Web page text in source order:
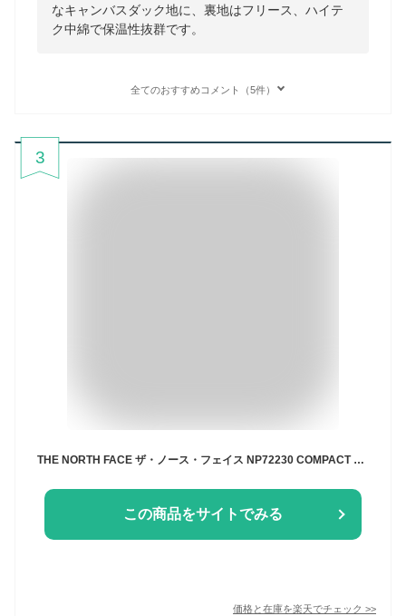
なキャンバスダック地に、裏地はフリース、ハイテ
ク中綿で保温性抜群です。
全てのおすすめコメント（5件）
3
THE NORTH FACE ザ・ノース・フェイス NP72230 COMPACT JACKET【10%OFFセール】コンパクトジャケット ウインドブレーカー マウンテンパーカー アウトドア キャンプ ストリート 登山 撥水 防風 防寒 軽量 メンズ レディース ユニセックス 定番 8カラー 国内正規 2024AW
この商品をサイトでみる
価格と在庫を楽天でチェック >>